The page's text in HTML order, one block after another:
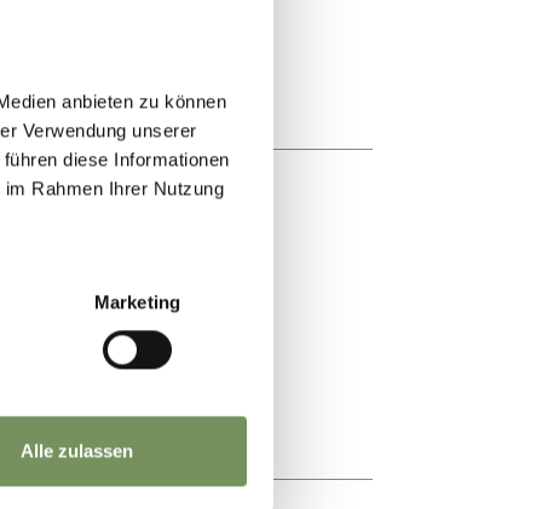
anbieten zu können
Verwendung unserer
diese Informationen
Rahmen Ihrer Nutzung
Marketing
Alle zulassen